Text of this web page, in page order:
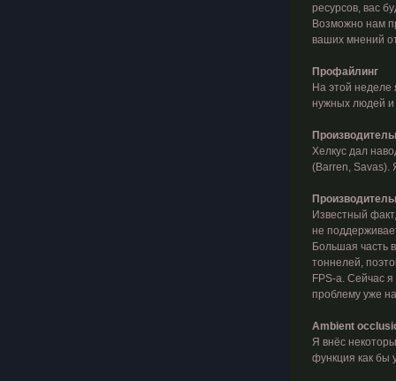
ресурсов, вас
Возможно нам
ваших мнений
Профайлинг
На этой неделе
нужных людей и
Хелкус дал
(Barren, Savas).
Известный
не
Большая часть
тоннелей,
FPS-а. Сейчас
проблему уже
Ambient
Я внёс
функция как бы